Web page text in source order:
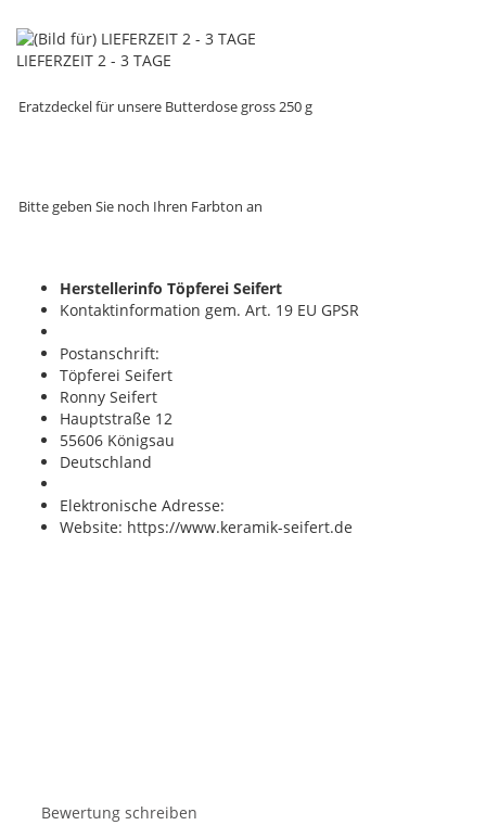
LIEFERZEIT 2 - 3 TAGE
Eratzdeckel für unsere Butterdose gross 250 g
Bitte geben Sie noch Ihren Farbton an
Herstellerinfo Töpferei Seifert
Kontaktinformation gem. Art. 19 EU GPSR
Postanschrift:
Töpferei Seifert
Ronny Seifert
Hauptstraße 12
55606 Königsau
Deutschland
Elektronische Adresse:
Website: https://www.keramik-seifert.de
Bewertung schreiben